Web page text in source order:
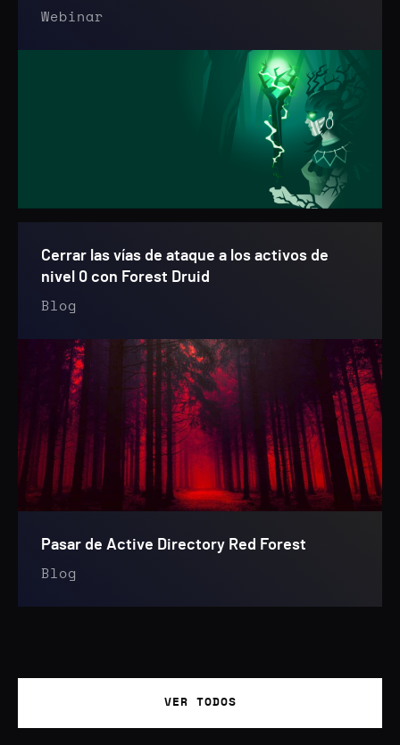
Webinar
Cerrar las vías de ataque a los activos de
nivel 0 con Forest Druid
Blog
Pasar de Active Directory Red Forest
Blog
VER TODOS